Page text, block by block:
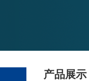
产品展示